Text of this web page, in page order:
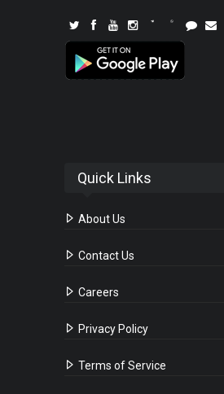
Quick Links
About Us
Contact Us
Careers
Privacy Policy
Terms of Service